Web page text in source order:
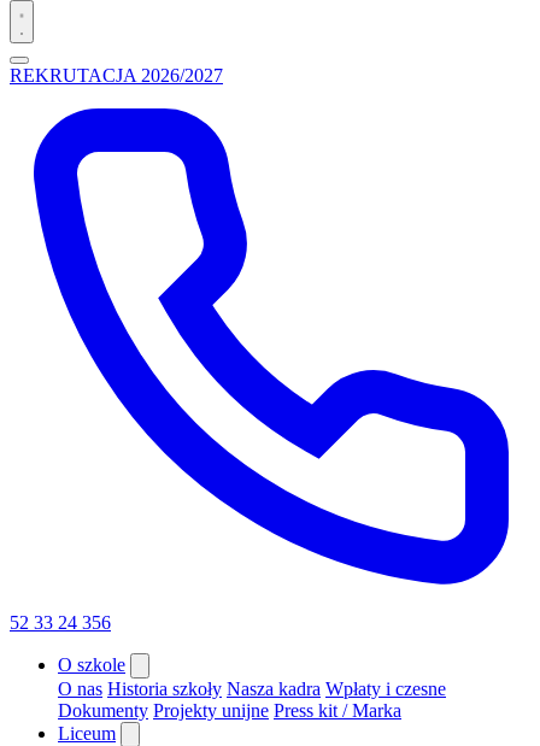
REKRUTACJA 2026/2027
52 33 24 356
O szkole
O nas Historia szkoły Nasza kadra Wpłaty i czesne
Dokumenty Projekty unijne Press kit / Marka
Liceum